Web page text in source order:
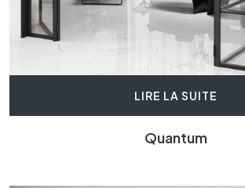
LIRE LA SUITE
Quantum